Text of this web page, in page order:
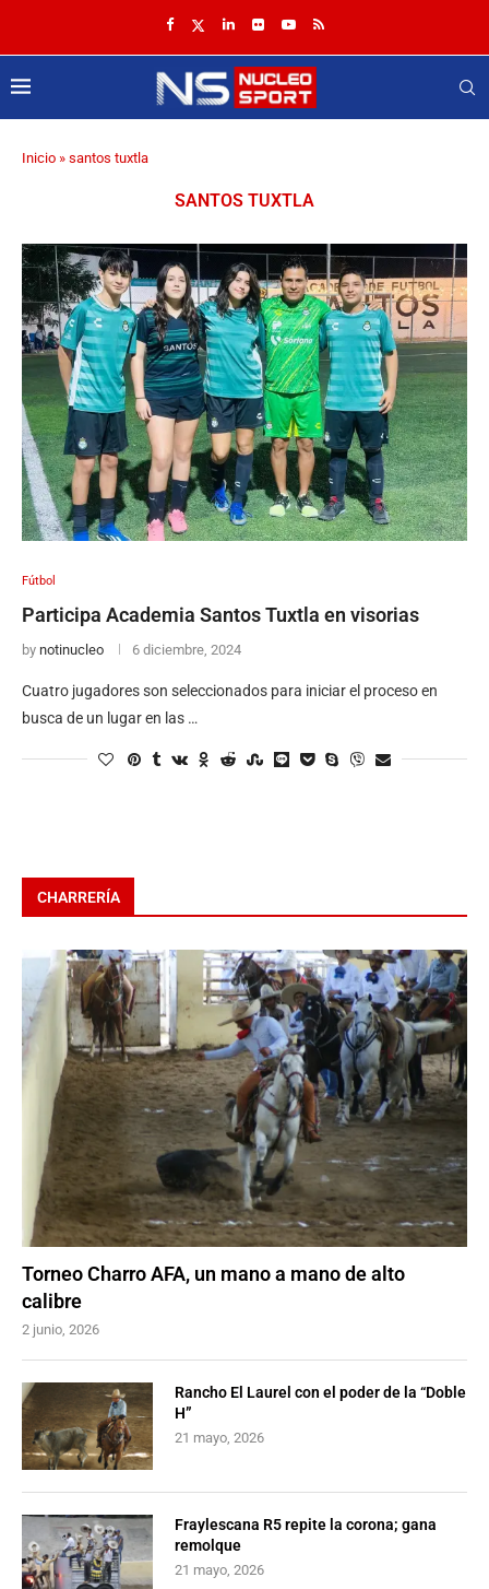
Inicio » santos tuxtla
SANTOS TUXTLA
Fútbol
Participa Academia Santos Tuxtla en visorias
by notinucleo 6 diciembre, 2024
Cuatro jugadores son seleccionados para iniciar el proceso en
busca de un lugar en las …
CHARRERÍA
Torneo Charro AFA, un mano a mano de alto
calibre
2 junio, 2026
Rancho El Laurel con el poder de la “Doble
H”
21 mayo, 2026
Fraylescana R5 repite la corona; gana
remolque
21 mayo, 2026